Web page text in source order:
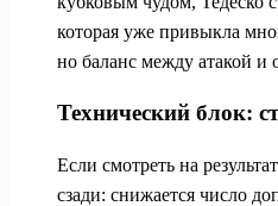
которая уже привыкла
но баланс между атакой и
Технический блок:
Если смотреть на
сзади: снижается число